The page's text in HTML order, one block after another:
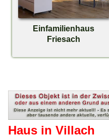
Einfamilienhaus
Friesach
Haus in Villach